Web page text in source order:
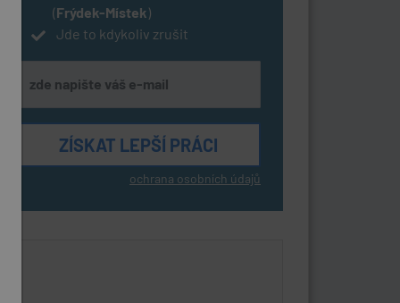
(Frýdek-Místek)
Jde to kdykoliv zrušit
ochrana osobních údajů